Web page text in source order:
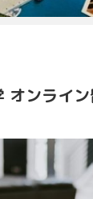
オンライ